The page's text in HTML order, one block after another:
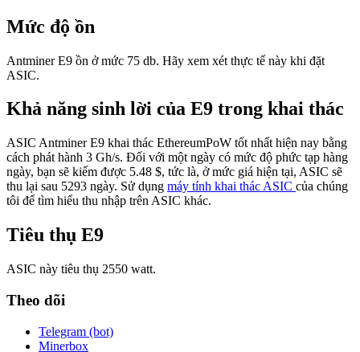
Mức độ ồn
Antminer E9 ồn ở mức 75 db. Hãy xem xét thực tế này khi đặt
ASIC.
Khả năng sinh lời của E9 trong khai thác
ASIC Antminer E9 khai thác EthereumPoW tốt nhất hiện nay bằng
cách phát hành 3 Gh/s. Đối với một ngày có mức độ phức tạp hàng
ngày, bạn sẽ kiếm được 5.48 $, tức là, ở mức giá hiện tại, ASIC sẽ
thu lại sau 5293 ngày. Sử dụng máy tính khai thác ASIC của chúng
tôi để tìm hiểu thu nhập trên ASIC khác.
Tiêu thụ E9
ASIC này tiêu thụ 2550 watt.
Theo dõi
Telegram (bot)
Minerbox